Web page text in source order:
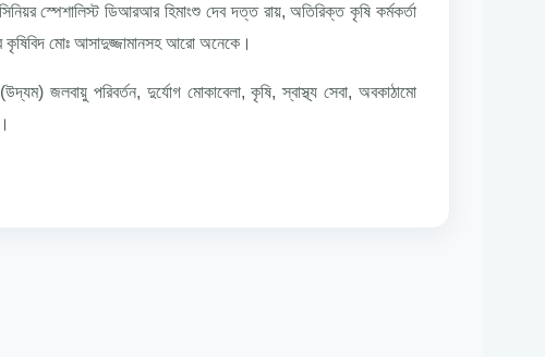
স্পেশালিস্ট ডিআরআর হিমাংশু দেব দত্ত রায়, অতিরিক্ত কৃষি কর্মকর্তা
কৃষিবিদ মোঃ আসাদুজ্জামানসহ আরো অনেকে।
জলবায়ু পরিবর্তন, দুর্যোগ মোকাবেলা, কৃষি, স্বাস্থ্য সেবা, অবকাঠামো